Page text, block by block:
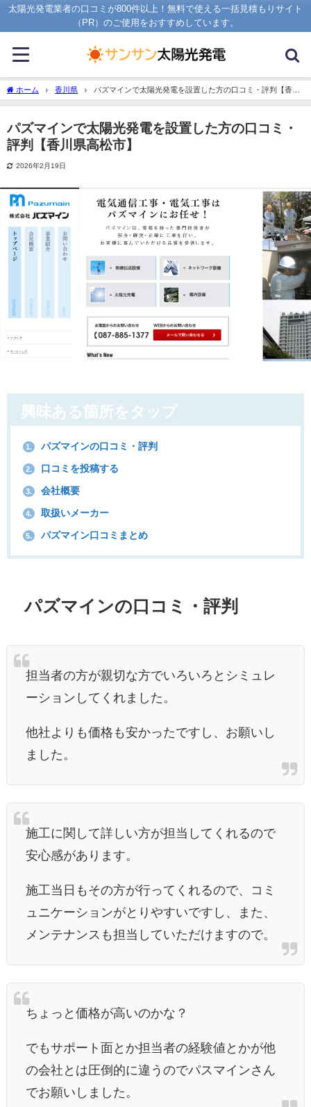
太陽光発電業者の口コミが800件以上！無料で使える一括見積もりサイト
（PR）のご使用をおすすめしています。
ホーム 香川県
パズマインで太陽光発電を設置した方の口コミ・評判【香川
県高松市】
パズマインで太陽光発電を設置した方の口コミ・
評判【香川県高松市】
2026年2月19日
興味ある箇所をタップ
1. パズマインの口コミ・評判
2. 口コミを投稿する
3. 会社概要
4. 取扱いメーカー
5. パズマイン口コミまとめ
パズマインの口コミ・評判
担当者の方が親切な方でいろいろとシミュレ
ーションしてくれました。
他社よりも価格も安かったですし、お願いし
ました。
施工に関して詳しい方が担当してくれるので
安心感があります。
施工当日もその方が行ってくれるので、コミ
ュニケーションがとりやすいですし、また、
メンテナンスも担当していただけますので。
ちょっと価格が高いのかな？
でもサポート面とか担当者の経験値とかが他
の会社とは圧倒的に違うのでパスマインさん
でお願いしました。